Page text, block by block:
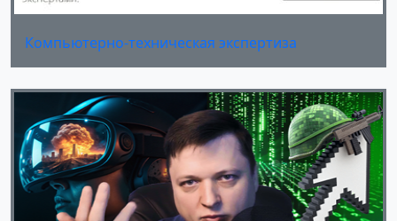
Компьютерно-техническая экспертиза